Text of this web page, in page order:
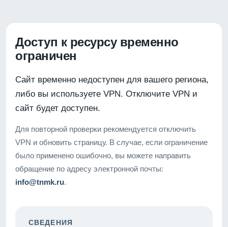
Доступ к ресурсу временно
ограничен
Сайт временно недоступен для вашего региона,
либо вы используете VPN. Отключите VPN и
сайт будет доступен.
Для повторной проверки рекомендуется отключить
VPN и обновить страницу. В случае, если ограничение
было применено ошибочно, вы можете направить
обращение по адресу электронной почты:
info@tnmk.ru.
СВЕДЕНИЯ